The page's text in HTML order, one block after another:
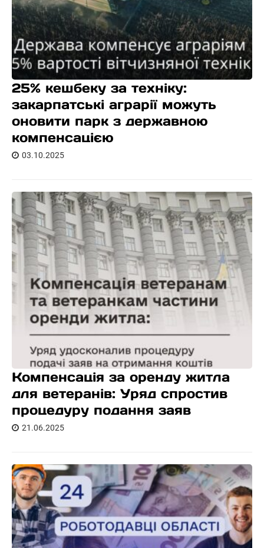
25% кешбеку за техніку:
закарпатські аграрії можуть
оновити парк з державною
компенсацією
03.10.2025
Компенсація за оренду житла
для ветеранів: Уряд спростив
процедуру подання заяв
21.06.2025